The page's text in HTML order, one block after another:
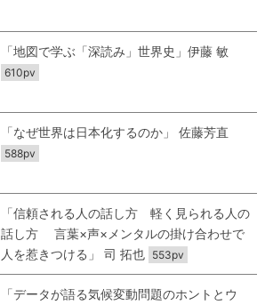
「地図で学ぶ「深読み」世界史」伊藤 敏
610pv
「なぜ世界は日本化するのか」 佐藤芳直
588pv
「信頼される人の話し方 軽く見られる人の
話し方 言葉×声×メンタルの掛け合わせで
人を惹きつける」 司 拓也 553pv
「データが語る気候変動問題のホントとウ